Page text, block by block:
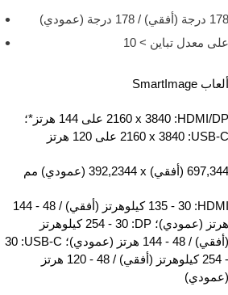
178 درجة (أفقي) / 178 درجة (عمودي)
على معدل تباين > 10
ألعاب SmartImage
HDMI/DP: ‏3840 x ‏2160 على 144 هرتز*؛
USB-C:‏ 3840 x‏ 2160 على 120 هرتز
697,344 (أفقي) x‏ 392,2344 (عمودي) مم
HDMI:‏ 30 - 135 كيلوهرتز (أفقي) / 48 - 144
هرتز (عمودي)؛ DP:‏ 30 - 254 كيلوهرتز
(أفقي) / 48 - 144 هرتز (عمودي)؛ USB-C:‏ 30
- 254 كيلوهرتز (أفقي) / 48 - 120 هرتز
(عمودي)